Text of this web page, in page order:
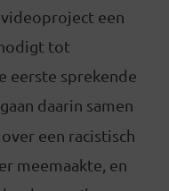
een
tot
eerste sprekende
daarin samen
een racistisch
meemaakte, en